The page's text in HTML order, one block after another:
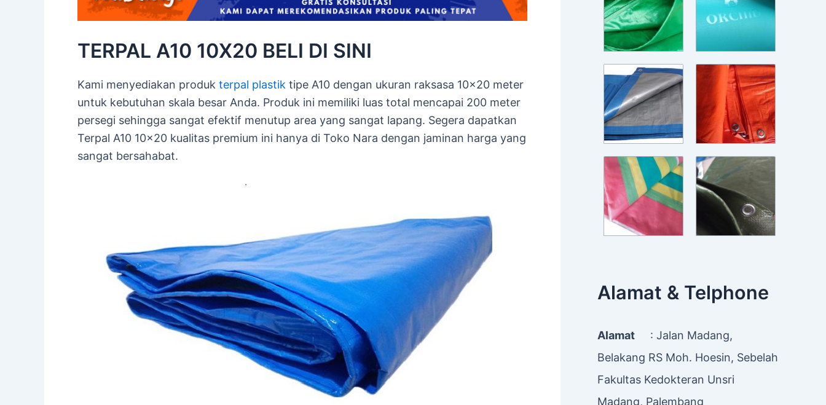
TERPAL A10 10X20 BELI DI SINI
Kami menyediakan produk terpal plastik tipe A10 dengan ukuran raksasa 10×20 meter
untuk kebutuhan skala besar Anda. Produk ini memiliki luas total mencapai 200 meter
persegi sehingga sangat efektif menutup area yang sangat lapang. Segera dapatkan
Terpal A10 10×20 kualitas premium ini hanya di Toko Nara dengan jaminan harga yang
sangat bersahabat.
Alamat & Telphone
Alamat : Jalan Madang,
Belakang RS Moh. Hoesin, Sebelah
Fakultas Kedokteran Unsri
Madang, Palembang